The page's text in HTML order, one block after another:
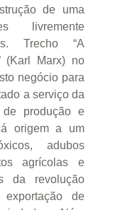
de uma
livremente
Trecho “A
(Karl Marx) no
negócio para
a serviço da
de produção e
origem a um
adubos
agrícolas e
da revolução
de